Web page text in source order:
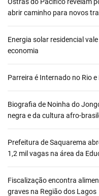
abrir caminho para novos
Energia solar residencial
economia
Parreira é Internado no Rio
Biografia de Noinha do
negra e da cultura afro-
Prefeitura de Saquarema
1,2 mil vagas na área da
Fiscalização encontra
graves na Região dos Lagos